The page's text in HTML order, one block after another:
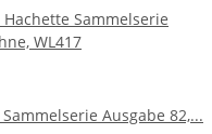
Hachette Sammelserie
WL417